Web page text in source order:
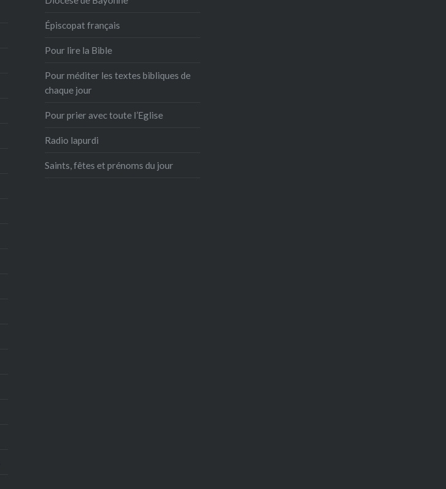
Épiscopat français
Pour lire la Bible
Pour méditer les textes bibliques de
chaque jour
Pour prier avec toute l’Eglise
Radio lapurdi
Saints, fêtes et prénoms du jour